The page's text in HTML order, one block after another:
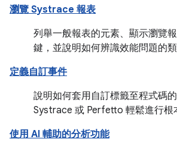
瀏覽 Systrace 報表
列舉一般報表的元素、顯示瀏覽
鍵，並說明如何辨識效能問題的類
定義自訂事件
說明如何套用自訂標籤至程式碼
Systrace 或 Perfetto 輕鬆進行根
使用 AI 輔助的分析功能